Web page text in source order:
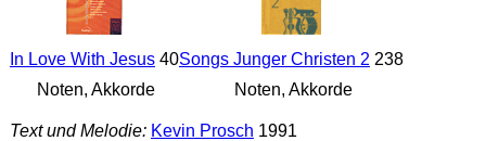
In Love With Jesus40
Noten, Akkorde
Songs Junger Christen 2 238
Noten, Akkorde
Text und Melodie: Kevin Prosch 1991